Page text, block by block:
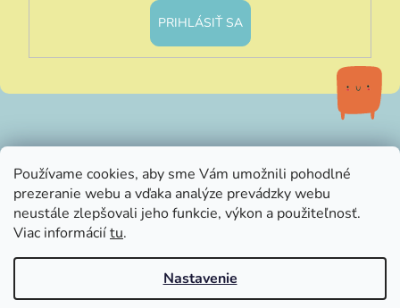
Používame cookies, aby sme Vám umožnili pohodlné
prezeranie webu a vďaka analýze prevádzky webu
neustále zlepšovali jeho funkcie, výkon a použiteľnosť.
Viac informáciítu.
Nastavenie
PRIHLÁSIŤ SA
info@littleluna.sk
Vytvoril Shoptet